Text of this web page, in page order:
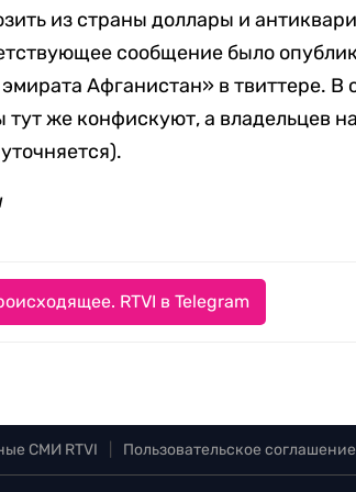
из страны доллары и
сообщение было
Афганистан» в твиттере. В
же конфискуют, а владельцев
RTVI в Telegram
СМИ RTVI Пользовательское соглашение